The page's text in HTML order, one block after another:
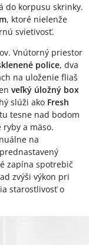
do korpusu skrinky.
, ktoré nielenže
svietivosť.
Vnútorný priestor
police, dva
na uloženie fliaš
veľký úložný box
slúži ako Fresh
tesne nad bodom
a mäso.
na
zapína spotrebič
zvýši výkon pri
starostlivosť o